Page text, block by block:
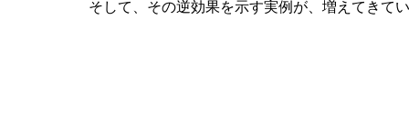
そして、その逆効果を示す実例が、増えてきてい